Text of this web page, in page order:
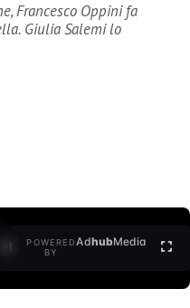
Francesco Oppini fa
Giulia Salemi lo
POWERED
BY
AdhubMedia